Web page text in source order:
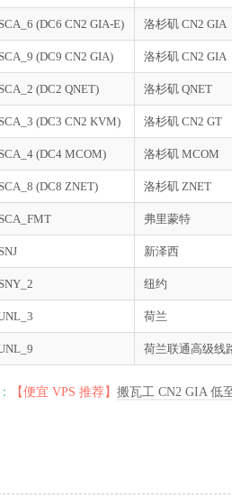
(DC6 CN2 GIA-E) 洛杉矶 CN2 GIA
(DC9 CN2 GIA) 洛杉矶 CN2 GIA
(DC2 QNET) 洛杉矶 QNET
(DC3 CN2 KVM) 洛杉矶 CN2 GT
(DC4 MCOM) 洛杉矶 MCOM
(DC8 ZNET) 洛杉矶 ZNET
弗里蒙特
新泽西
纽约
荷兰
荷兰联通高级线
【便宜 VPS 推荐】 搬瓦工 CN2 GIA 低